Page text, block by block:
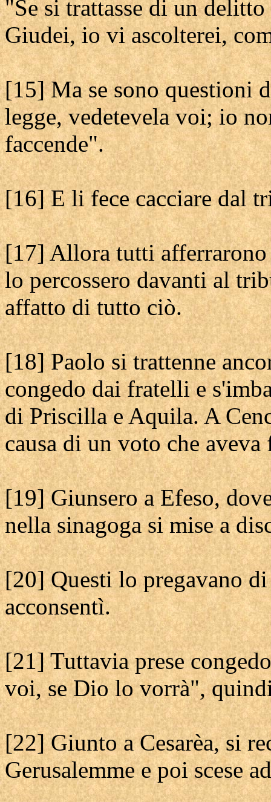
"Se si trattasse di un
Giudei, io vi ascolterei,
[15] Ma se sono questioni
legge, vedetevela voi; io
faccende".
[16] E li fece cacciare dal
[17] Allora tutti afferrarono
lo percossero davanti al
affatto di tutto ciò.
[18] Paolo si trattenne
congedo dai fratelli e
di Priscilla e Aquila. A
causa di un voto che aveva
[19] Giunsero a Efeso,
nella sinagoga si mise a
[20] Questi lo pregavano
acconsentì.
[21] Tuttavia prese
voi, se Dio lo vorrà",
[22] Giunto a Cesarèa, si
Gerusalemme e poi scese